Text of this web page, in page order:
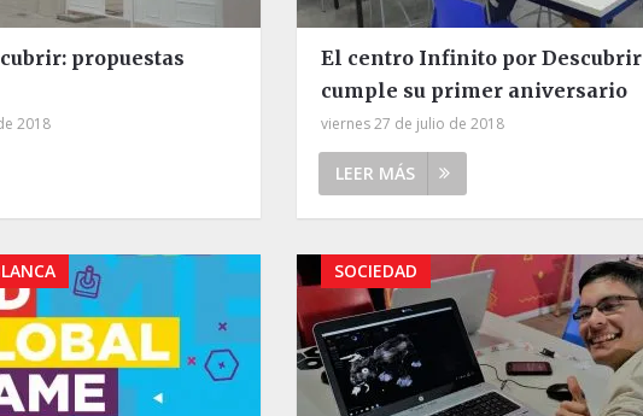
propuestas
2018
El centro Infinito por Descubrir
cumple su primer aniversario
viernes 27 de julio de 2018
LEER MÁS
SOCIEDAD